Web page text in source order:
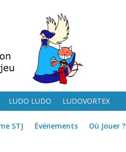
LUDO LUDO LUDOVORTEX
STJ Événements Où Jouer ?